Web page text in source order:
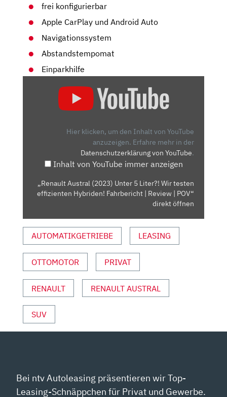
frei konfigurierbar
Apple CarPlay und Android Auto
Navigationssystem
Abstandstempomat
Einparkhilfe
TESTEN
EFFIZIENTEN
HYBRIDEN!
REVIEW
POV“
VON
ANZEIGEN
Hier klicken, um den Inhalt von YouTube
anzuzeigen. Erfahre mehr in der
Datenschutzerklärung von YouTube.
Inhalt von YouTube immer anzeigen
„Renault Austral (2023) Unter 5 Liter?! Wir testen
effizienten Hybriden! Fahrbericht | Review | POV“
direkt öffnen
AUTOMATIKGETRIEBE LEASING
OTTOMOTOR PRIVAT
RENAULT RENAULT AUSTRAL
SUV
Bei ntv Autoleasing präsentieren wir Top-
Leasing-Schnäppchen für Privat und Gewerbe.